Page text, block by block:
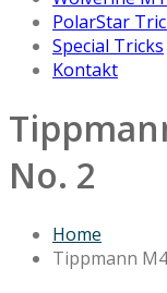
PolarStar
Special Tricks
Kontakt
No. 2
Home
Tippmann